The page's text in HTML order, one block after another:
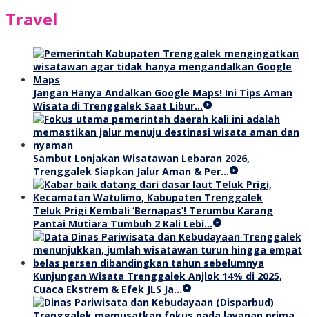
Travel
Jangan Hanya Andalkan Google Maps! Ini Tips Aman
Wisata di Trenggalek Saat Libur…
Sambut Lonjakan Wisatawan Lebaran 2026,
Trenggalek Siapkan Jalur Aman & Per…
Teluk Prigi Kembali ‘Bernapas’! Terumbu Karang
Pantai Mutiara Tumbuh 2 Kali Lebi…
Kunjungan Wisata Trenggalek Anjlok 14% di 2025,
Cuaca Ekstrem & Efek JLS Ja…